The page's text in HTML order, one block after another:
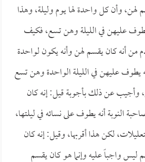
لهن، وأن كل واحدة لها يوم وليلة، وهذا
عليهن في الليلة وهن تسع، فكيف
من أنه كان يقسم لهن وأنه يكون لواحدة
يطوف عليهن في الليلة الواحدة وهن تسع
وأجيب عن ذلك بأجوبة قيل: إنه كان
النوبة أنه يطوف على نسائه في ليلتها،
لكن هذا أقربها، وقيل: إنه كان
ليس واجباً عليه وإنما هو كان يقسم